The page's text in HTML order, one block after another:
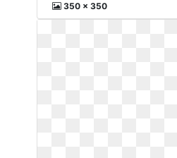
350 x 350